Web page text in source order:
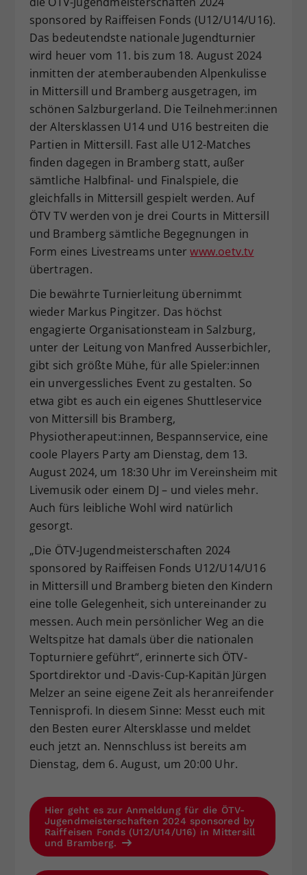
sponsored by Raiffeisen Fonds (U12/U14/U16).
Das bedeutendste nationale Jugendturnier
wird heuer vom 11. bis zum 18. August 2024
inmitten der atemberaubenden Alpenkulisse
in Mittersill und Bramberg ausgetragen, im
schönen Salzburgerland. Die Teilnehmer:innen
der Altersklassen U14 und U16 bestreiten die
Partien in Mittersill. Fast alle U12-Matches
finden dagegen in Bramberg statt, außer
sämtliche Halbfinal- und Finalspiele, die
gleichfalls in Mittersill gespielt werden. Auf
ÖTV TV werden von je drei Courts in Mittersill
und Bramberg sämtliche Begegnungen in
Form eines Livestreams unterwww.oetv.tv
übertragen.
Die bewährte Turnierleitung übernimmt
wieder Markus Pingitzer. Das höchst
engagierte Organisationsteam in Salzburg,
unter der Leitung von Manfred Ausserbichler,
gibt sich größte Mühe, für alle Spieler:innen
ein unvergessliches Event zu gestalten. So
etwa gibt es auch ein eigenes Shuttleservice
von Mittersill bis Bramberg,
Physiotherapeut:innen, Bespannservice, eine
coole Players Party am Dienstag, dem 13.
August 2024, um 18:30 Uhr im Vereinsheim mit
Livemusik oder einem DJ – und vieles mehr.
Auch fürs leibliche Wohl wird natürlich
gesorgt.
„Die ÖTV-Jugendmeisterschaften 2024
sponsored by Raiffeisen Fonds U12/U14/U16
in Mittersill und Bramberg bieten den Kindern
eine tolle Gelegenheit, sich untereinander zu
messen. Auch mein persönlicher Weg an die
Weltspitze hat damals über die nationalen
Topturniere geführt“, erinnerte sich ÖTV-
Sportdirektor und -Davis-Cup-Kapitän Jürgen
Melzer an seine eigene Zeit als heranreifender
Tennisprofi. In diesem Sinne: Messt euch mit
den Besten eurer Altersklasse und meldet
euch jetzt an. Nennschluss ist bereits am
Dienstag, dem 6. August, um 20:00 Uhr.
Hier geht es zur Anmeldung für die ÖTV-
Jugendmeisterschaften 2024 sponsored by
Raiffeisen Fonds (U12/U14/U16) in Mittersill
und Bramberg.
Zweck
Dieser Wert speichert Ihre Consent-
Einstellungen. Unter anderem eine
zufällig generierte ID, für die
historische Speicherung Ihrer
vorgenommen Einstellungen, falls der
Webseiten-Betreiber dies eingestellt
hat.